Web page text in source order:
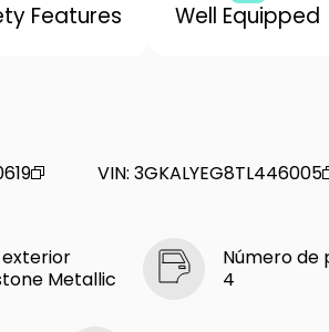
Features Well Equipped
VIN:3GKALYEG8TL446005
Metallic
Número de
4